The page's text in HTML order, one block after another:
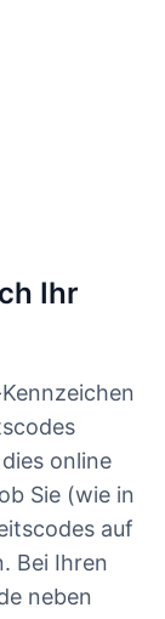
Ihr
online
Sie (wie in
auf
Bei Ihren
neben